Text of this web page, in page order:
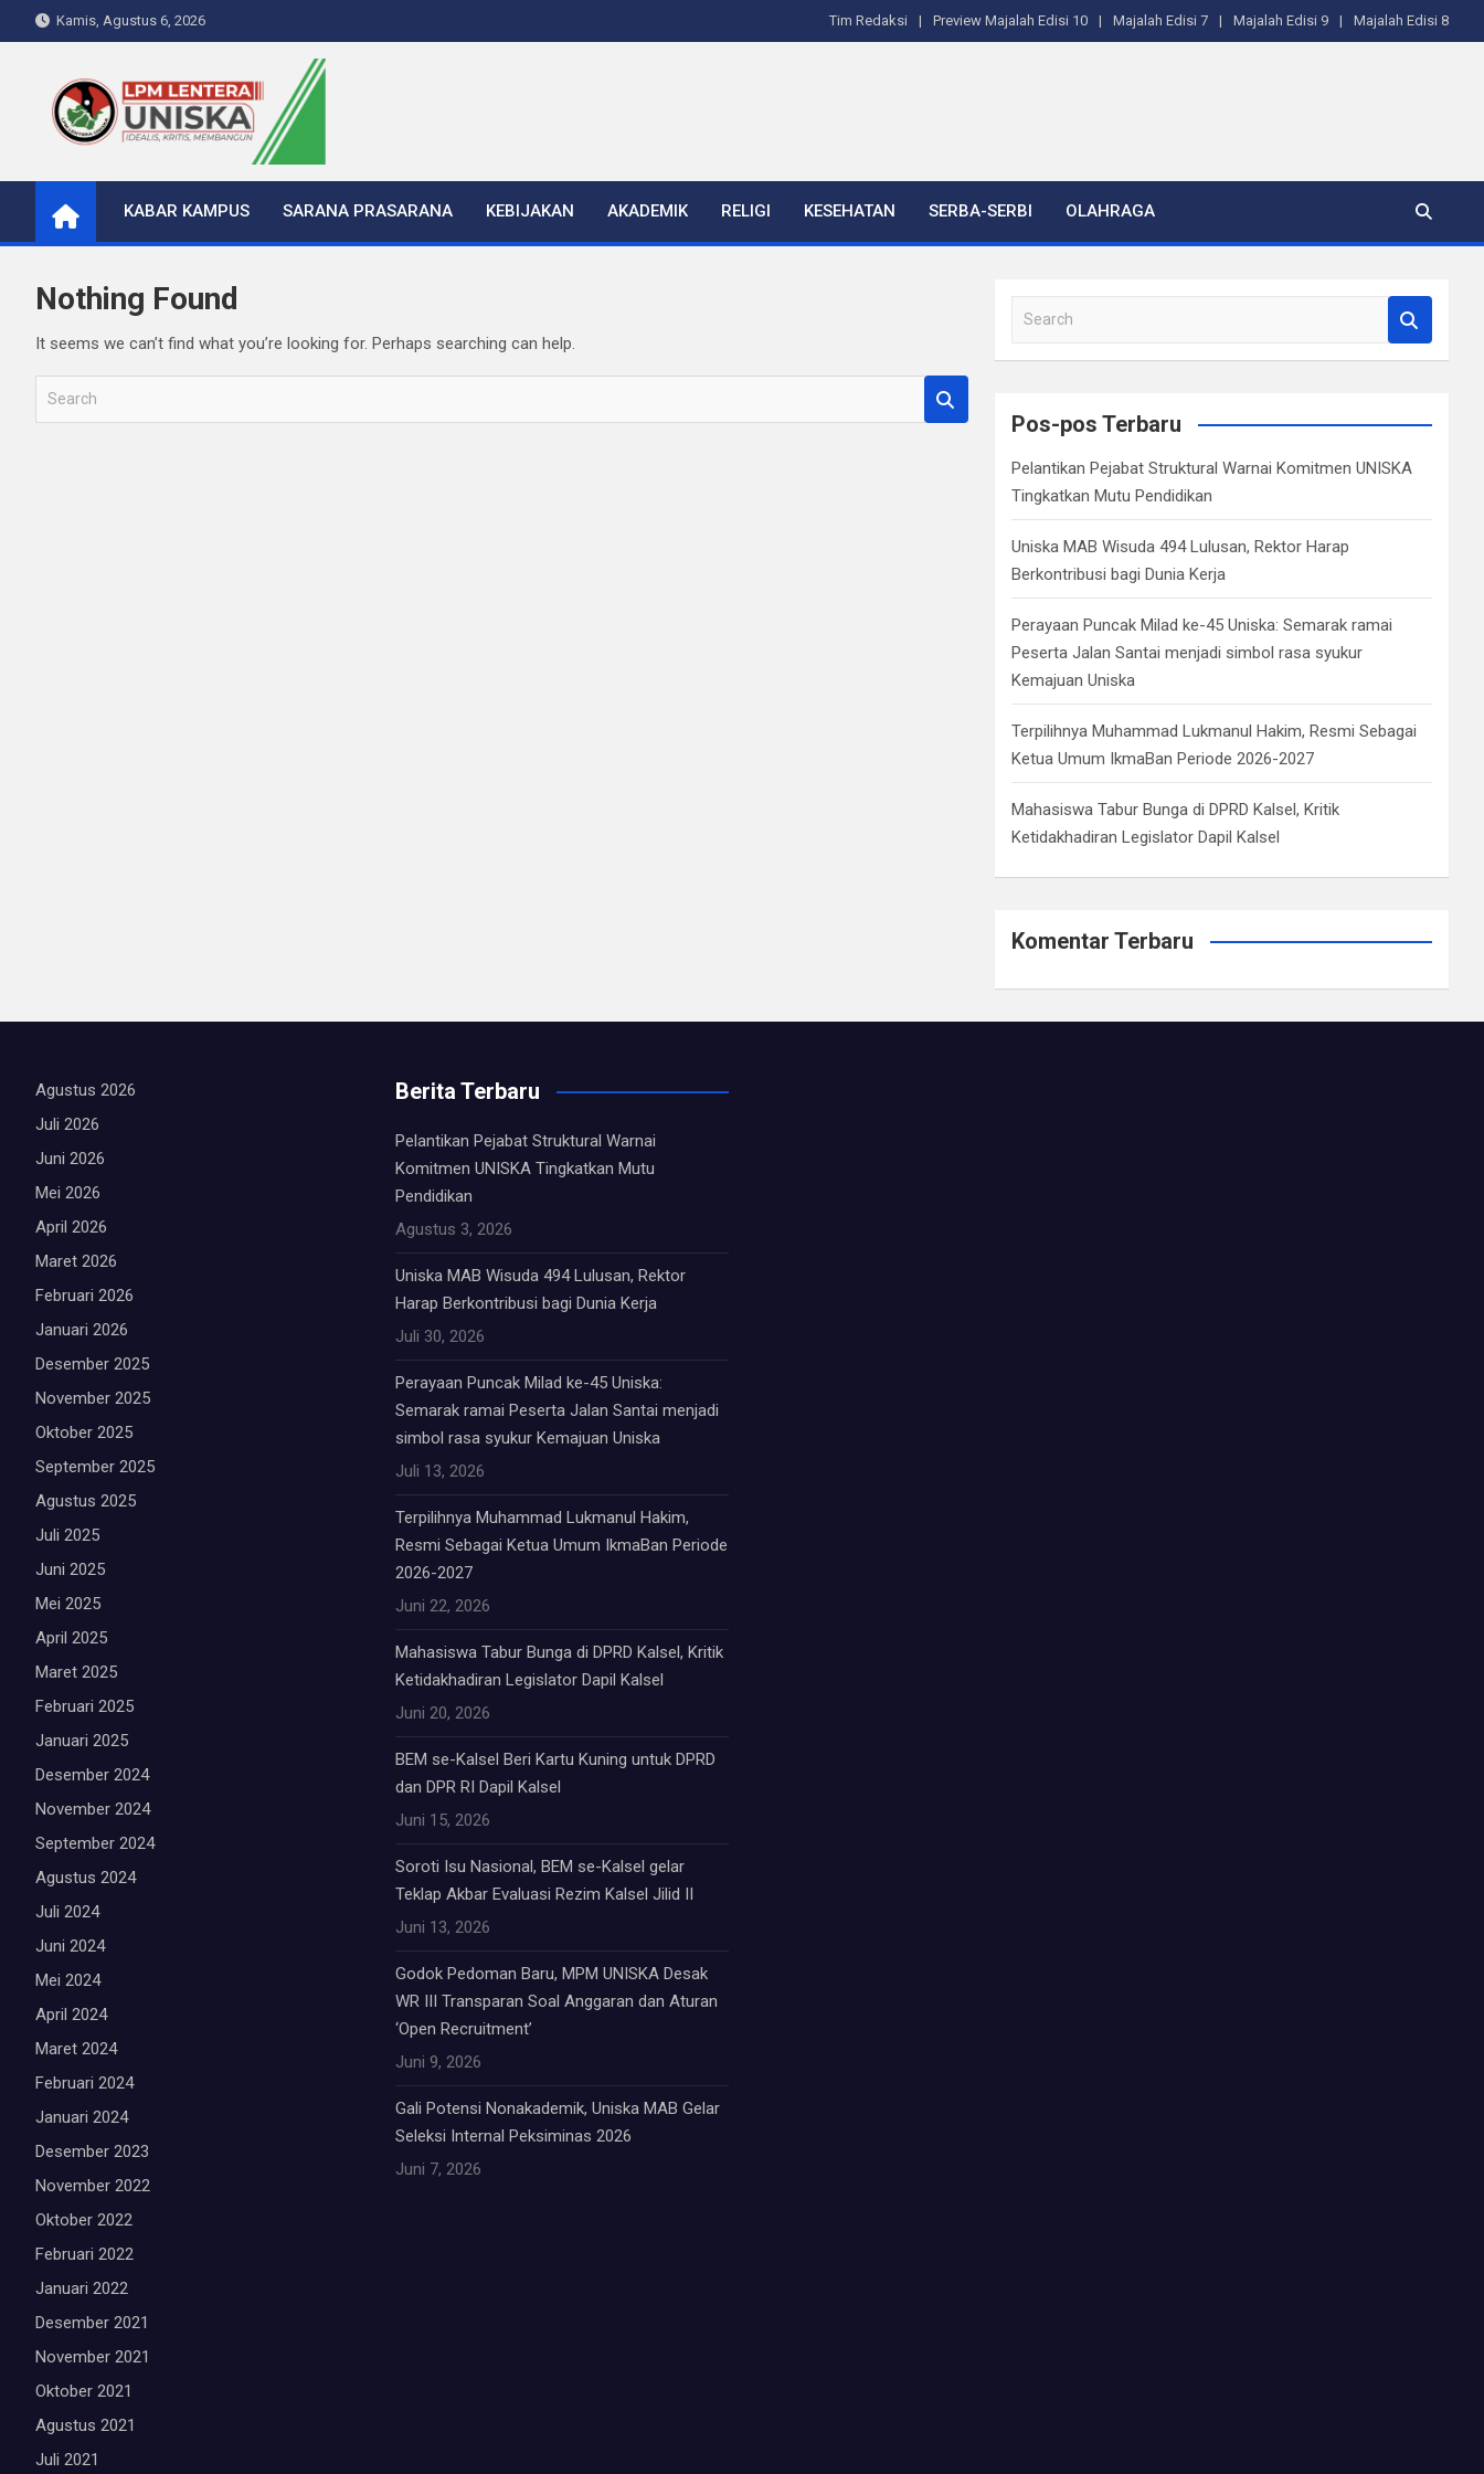
to
Kamis, Agustus 6, 2026 Tim Redaksi Preview Majalah Edisi 10 Majalah Edisi 7 Majalah Edisi 9 Majalah Edisi 8
LPM Lentera Uniska
Portal Berita Kampus
KABAR KAMPUS
SARANA PRASARANA KEBIJAKAN AKADEMIK RELIGI KESEHATAN SERBA-SERBI OLAHRAGA
Nothing Found
It seems we can’t find what you’re looking for. Perhaps searching can help.
a
c
Pos-pos Terbaru
Pelantikan Pejabat Struktural Warnai Komitmen UNISKA
Tingkatkan Mutu Pendidikan
Uniska MAB Wisuda 494 Lulusan, Rektor Harap
Berkontribusi bagi Dunia Kerja
Perayaan Puncak Milad ke-45 Uniska: Semarak ramai
Peserta Jalan Santai menjadi simbol rasa syukur
Kemajuan Uniska
Terpilihnya Muhammad Lukmanul Hakim, Resmi Sebagai
Ketua Umum IkmaBan Periode 2026-2027
Mahasiswa Tabur Bunga di DPRD Kalsel, Kritik
Ketidakhadiran Legislator Dapil Kalsel
Komentar Terbaru
Agustus 2026
Juli 2026
Juni 2026
Mei 2026
April 2026
Maret 2026
Februari 2026
Januari 2026
Desember 2025
November 2025
Oktober 2025
September 2025
Agustus 2025
Juli 2025
Juni 2025
Mei 2025
April 2025
Maret 2025
Februari 2025
Januari 2025
Desember 2024
November 2024
September 2024
Agustus 2024
Juli 2024
Juni 2024
Mei 2024
April 2024
Maret 2024
Februari 2024
Januari 2024
Desember 2023
November 2022
Oktober 2022
Februari 2022
Januari 2022
Desember 2021
November 2021
Oktober 2021
Agustus 2021
Juli 2021
Berita Terbaru
Pelantikan Pejabat Struktural Warnai
Komitmen UNISKA Tingkatkan Mutu
Pendidikan
Agustus 3, 2026
Uniska MAB Wisuda 494 Lulusan, Rektor
Harap Berkontribusi bagi Dunia Kerja
Juli 30, 2026
Perayaan Puncak Milad ke-45 Uniska:
Semarak ramai Peserta Jalan Santai menjadi
simbol rasa syukur Kemajuan Uniska
Juli 13, 2026
Terpilihnya Muhammad Lukmanul Hakim,
Resmi Sebagai Ketua Umum IkmaBan Periode
2026-2027
Juni 22, 2026
Mahasiswa Tabur Bunga di DPRD Kalsel, Kritik
Ketidakhadiran Legislator Dapil Kalsel
Juni 20, 2026
BEM se-Kalsel Beri Kartu Kuning untuk DPRD
dan DPR RI Dapil Kalsel
Juni 15, 2026
Soroti Isu Nasional, BEM se-Kalsel gelar
Teklap Akbar Evaluasi Rezim Kalsel Jilid II
Juni 13, 2026
Godok Pedoman Baru, MPM UNISKA Desak
WR III Transparan Soal Anggaran dan Aturan
‘Open Recruitment’
Juni 9, 2026
Gali Potensi Nonakademik, Uniska MAB Gelar
Seleksi Internal Peksiminas 2026
Juni 7, 2026